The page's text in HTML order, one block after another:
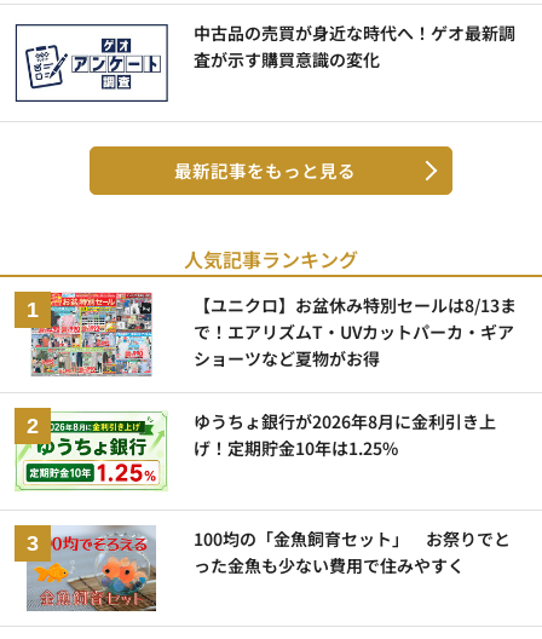
中古品の売買が身近な時代へ！ゲオ最新調
査が示す購買意識の変化
最新記事をもっと見る
人気記事ランキング
【ユニクロ】お盆休み特別セールは8/13ま
で！エアリズムT・UVカットパーカ・ギア
ショーツなど夏物がお得
ゆうちょ銀行が2026年8月に金利引き上
げ！定期貯金10年は1.25%
100均の「金魚飼育セット」 お祭りでと
った金魚も少ない費用で住みやすく